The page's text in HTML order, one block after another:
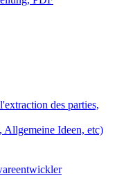
des parties,
Allgemeine Ideen, etc)